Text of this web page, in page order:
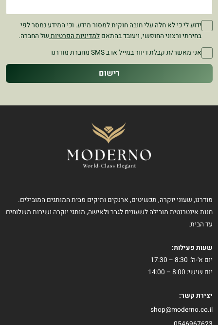
ידוע לי כי לא חלה עלי חובה חוקית למסור מידע. וכי המידע נמסר לפי
בחירתי ורצוני החופשי, ויעובד בהתאםלמדיניות הפרטיותשל החברה.
אני מאשר/ת קבלת דיוור במייל או ב SMS מחברת מודרנו
רישום
מודרנו, שעוני יוקרה, תכשיטים, ארנקים ותיקים מבית המותגים המובילים.
חנות אינטרנטית מובילה לשעונים לגבר ולאישה, מותגי יוקרה ושירות משלוחים
עד הבית.
שעות פעילות:
יום א'-ה': 8:30 – 17:30
יום שישי: 8:00 – 14:00
יצירת קשר:
shop@moderno.co.il